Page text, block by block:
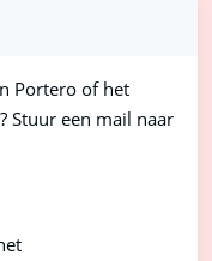
Portero of het
Stuur een mail naar